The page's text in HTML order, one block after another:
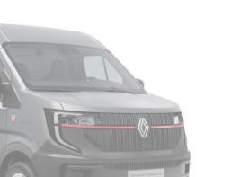
Voitures de société et Pick-
up